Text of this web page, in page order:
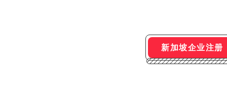
新加坡企业注册